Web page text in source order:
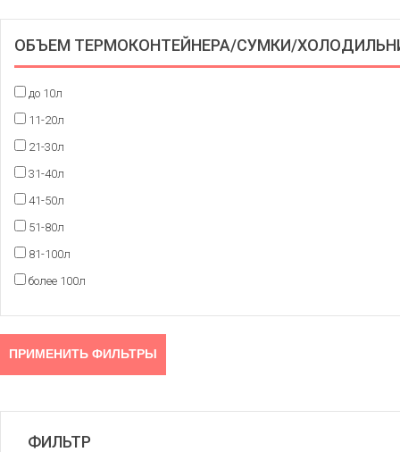
ОБЪЕМ ТЕРМОКОНТЕЙНЕРА/СУМКИ/
до 10л
11-20л
21-30л
31-40л
41-50л
51-80л
81-100л
более 100л
ФИЛЬТР